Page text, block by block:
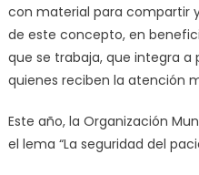
con material para compartir
de este concepto, en
que se trabaja, que integra a
quienes reciben la atención
Este año, la Organización
el lema “La seguridad del